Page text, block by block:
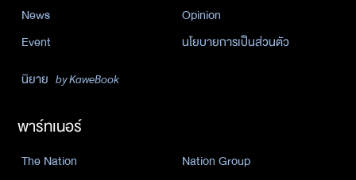
News
Opinion
Event
นโยบายการเป็นส่วนตัว
นิยาย by KaweBook
พาร์ทเนอร์
The Nation
Nation Group